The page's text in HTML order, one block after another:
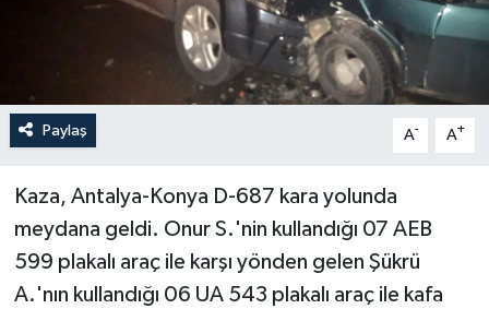
Paylaş A- A+
Kaza, Antalya-Konya D-687 kara yolunda
meydana geldi. Onur S.'nin kullandığı 07 AEB
599 plakalı araç ile karşı yönden gelen Şükrü
A.'nın kullandığı 06 UA 543 plakalı araç ile kafa
KANALV Spor
Magazin
Öğle Bülteni
Sağlık
Siyaset